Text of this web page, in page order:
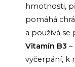
hmotnosti,
pomáhá
a používá
Vitamín B3 –
vyčerpání, k